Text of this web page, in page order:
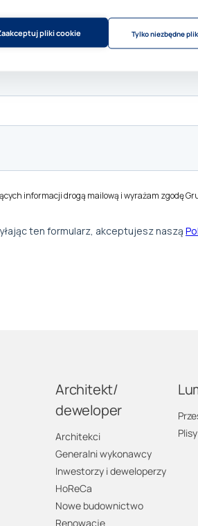
pliki cookie Tylko niezbędne
Architekt/
deweloper
Architekci
Generalni wykonawcy
Inwestorzy i deweloperzy
HoReCa
Nowe budownictwo
Renowacje